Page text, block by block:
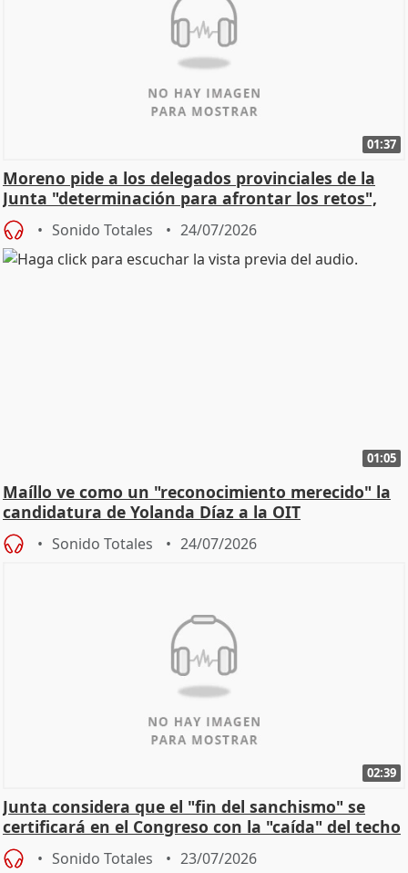
01:37
Moreno pide a los delegados provinciales de la
Junta "determinación para afrontar los retos",
diálog
Sonido Totales 24/07/2026
01:05
Maíllo ve como un "reconocimiento merecido" la
candidatura de Yolanda Díaz a la OIT
Sonido Totales 24/07/2026
02:39
Junta considera que el "fin del sanchismo" se
certificará en el Congreso con la "caída" del techo
de
Sonido Totales 23/07/2026